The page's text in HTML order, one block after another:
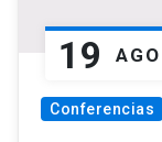
19 AGO
Conferencias